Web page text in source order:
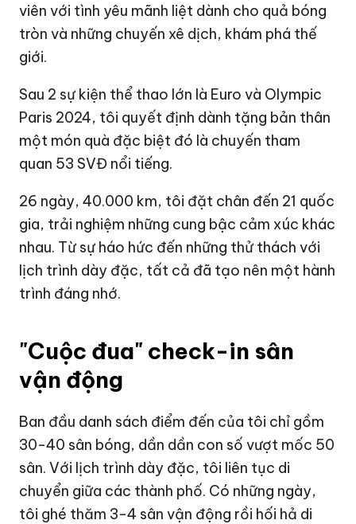
viên với tình yêu mãnh liệt dành cho quả bóng
tròn và những chuyến xê dịch, khám phá thế
giới.
Sau 2 sự kiện thể thao lớn là Euro và Olympic
Paris 2024, tôi quyết định dành tặng bản thân
một món quà đặc biệt đó là chuyến tham
quan 53 SVĐ nổi tiếng.
26 ngày, 40.000 km, tôi đặt chân đến 21 quốc
gia, trải nghiệm những cung bậc cảm xúc khác
nhau. Từ sự háo hức đến những thử thách với
lịch trình dày đặc, tất cả đã tạo nên một hành
trình đáng nhớ.
"Cuộc đua" check-in sân
vận động
Ban đầu danh sách điểm đến của tôi chỉ gồm
30-40 sân bóng, dần dần con số vượt mốc 50
sân. Với lịch trình dày đặc, tôi liên tục di
chuyển giữa các thành phố. Có những ngày,
tôi ghé thăm 3-4 sân vận động rồi hối hả di